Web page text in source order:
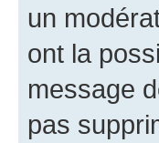
un
ont la
message
pas